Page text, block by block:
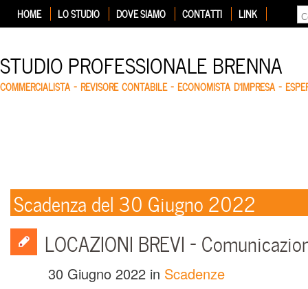
HOME LO STUDIO DOVE SIAMO CONTATTI LINK
STUDIO PROFESSIONALE BRENNA
COMMERCIALISTA – REVISORE CONTABILE – ECONOMISTA D'IMPRESA –
Scadenza del 30 Giugno 2022
LOCAZIONI BREVI –
30 Giugno 2022 in Scadenze